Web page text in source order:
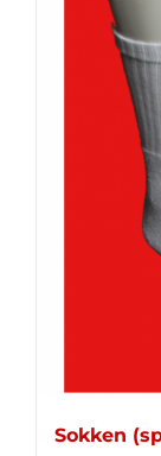
Sokken